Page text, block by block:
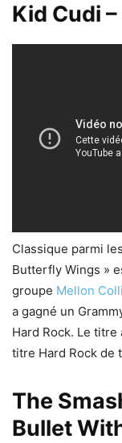
Kid Cudi
Classique parmi
Butterfly Wings »
groupe Mellon
a gagné un
Hard Rock. Le
titre Hard Rock de
The
Bullet